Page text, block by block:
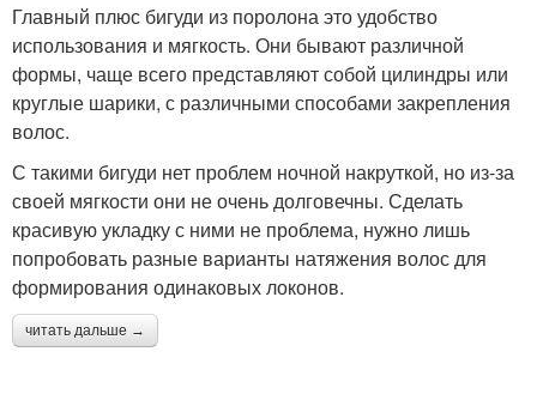
Главный плюс бигуди из поролона это удобство
использования и мягкость. Они бывают различной
формы, чаще всего представляют собой цилиндры или
круглые шарики, с различными способами закрепления
волос.
С такими бигуди нет проблем ночной накруткой, но из-за
своей мягкости они не очень долговечны. Сделать
красивую укладку с ними не проблема, нужно лишь
попробовать разные варианты натяжения волос для
формирования одинаковых локонов.
читать дальше →